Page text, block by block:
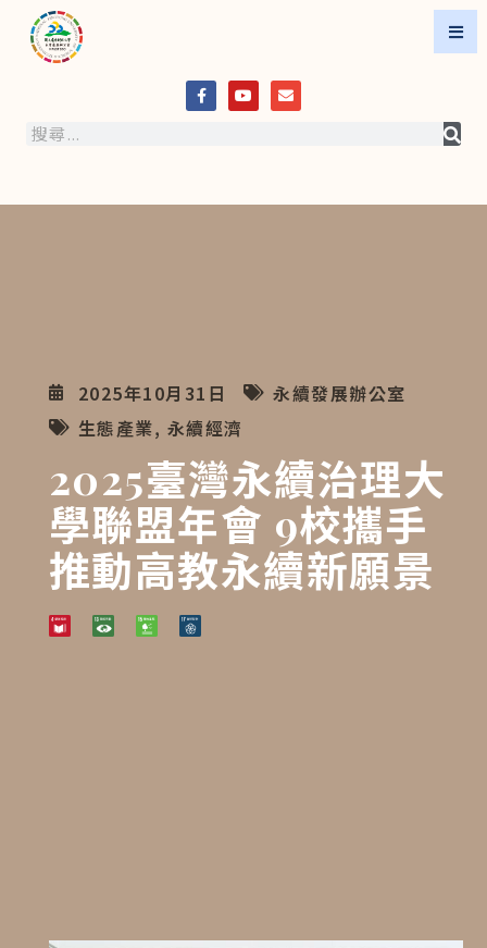
2025年10月31日
永續發展辦公室
生態產業, 永續經濟
2025臺灣永續治理大
學聯盟年會 9校攜手
推動高教永續新願景